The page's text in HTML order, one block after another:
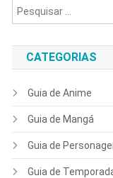
CATEGORIAS
Guia de Anime
Guia de Mangá
Guia de
Guia de